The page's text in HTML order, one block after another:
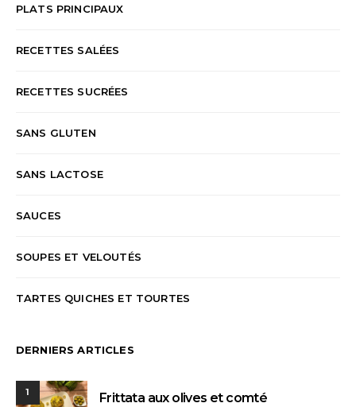
PLATS PRINCIPAUX
RECETTES SALÉES
RECETTES SUCRÉES
SANS GLUTEN
SANS LACTOSE
SAUCES
SOUPES ET VELOUTÉS
TARTES QUICHES ET TOURTES
DERNIERS ARTICLES
1 Frittata aux olives et comté